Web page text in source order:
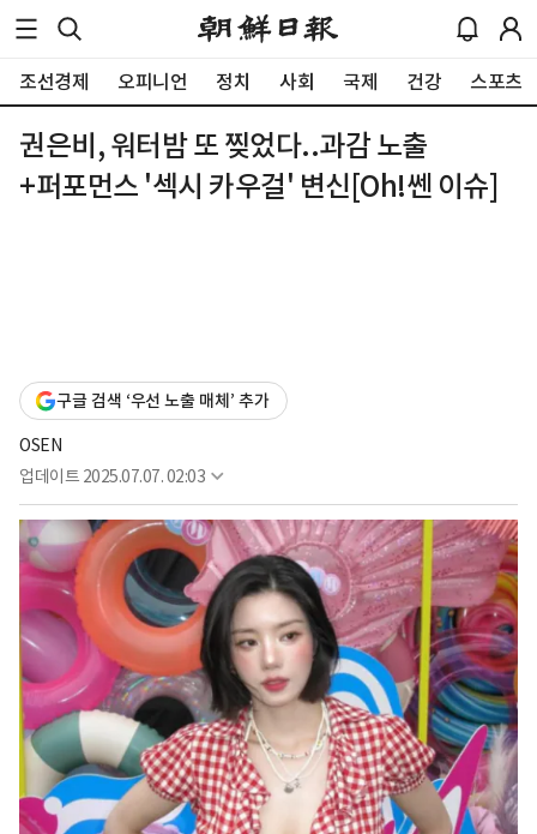
조선경제 오피니언 정치 사회 국제 건강 스포츠
권은비, 워터밤 또 찢었다..과감 노출
+퍼포먼스 '섹시 카우걸' 변신[Oh!쎈 이슈]
구글 검색 ‘우선 노출 매체’ 추가
OSEN
업데이트 2025.07.07. 02:03